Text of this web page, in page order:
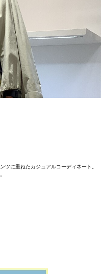
ツに重ねたカジュアルコーディネート。